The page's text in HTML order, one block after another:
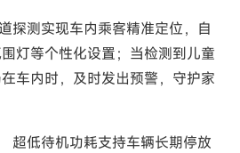
探测实现车内乘客精准定位，自
灯等个性化设置；当检测到儿童
车内时，及时发出预警，守护家
超低待机功耗支持车辆长期停放